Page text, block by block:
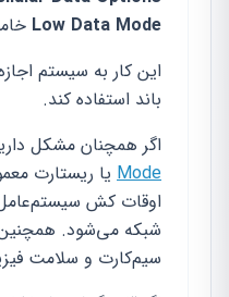
Low Data Mode
این کار به سیستم
باند استفاده کند.
اگر همچنان مشکل
Mode یا ریستارت
اوقات کش
شبکه می‌شود.
سیم‌کارت و سلامت